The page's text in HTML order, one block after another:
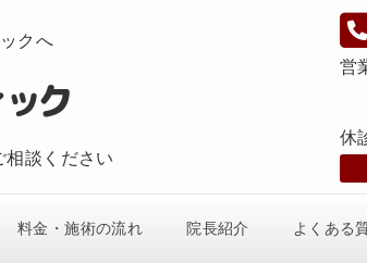
クへ
相談ください
営
休
料金・施術の流れ 院長紹介 よくある